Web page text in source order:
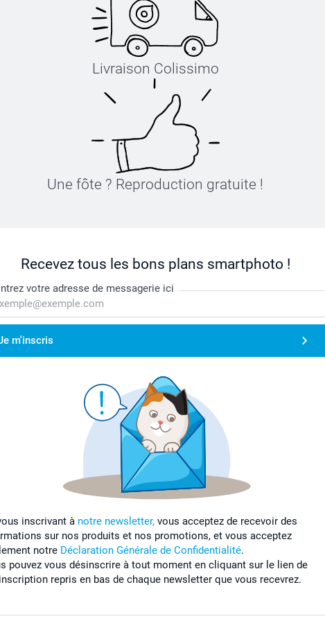
Livraison Colissimo
Une fôte ? Reproduction gratuite !
Recevez tous les bons plans smartphoto !
votre adresse de messagerie ici
m'inscris
inscrivant à notre newsletter, vous acceptez de recevoir des
sur nos produits et nos promotions, et vous acceptez
notre Déclaration Générale de Confidentialité.
pouvez vous désinscrire à tout moment en cliquant sur le lien de
repris en bas de chaque newsletter que vous recevrez.